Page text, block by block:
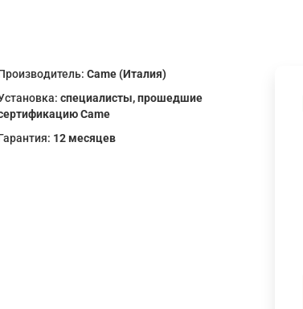
Came (Италия)
специалисты, прошедшие
Came
12 месяцев